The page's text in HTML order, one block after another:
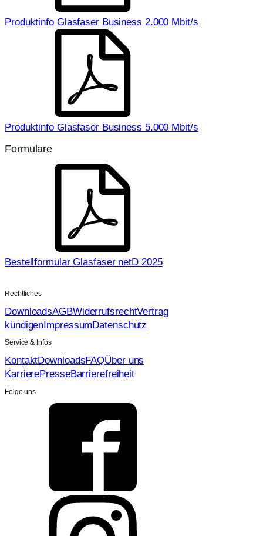
Produktinfo Glasfaser Business 2.000 Mbit/s
Produktinfo Glasfaser Business 5.000 Mbit/s
Formulare
Bestellformular Glasfaser netD 2025
Rechtliches
DownloadsAGBWiderrufsrechtVertrag
kündigenImpressumDatenschutz
Service & Infos
KontaktDownloadsFAQÜber uns
KarrierePresseBarrierefreiheit
Folge uns